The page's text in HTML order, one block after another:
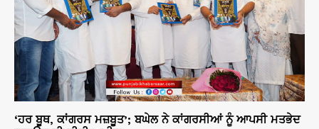
‘ਹਰ ਬੂਥ, ਕਾਂਗਰਸ ਮਜ਼ਬੂਤ’; ਬਘੇਲ ਨੇ ਕਾਂਗਰਸੀਆਂ ਨੂੰ ਆਪਸੀ ਮਤਭੇਦ